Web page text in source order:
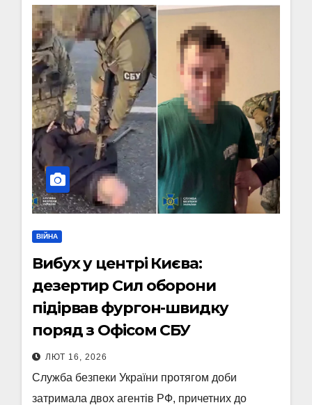
ВІЙНА
Вибух у центрі Києва:
дезертир Сил оборони
підірвав фургон-швидку
поряд з Офісом СБУ
ЛЮТ 16, 2026
Служба безпеки України протягом доби
затримала двох агентів РФ, причетних до